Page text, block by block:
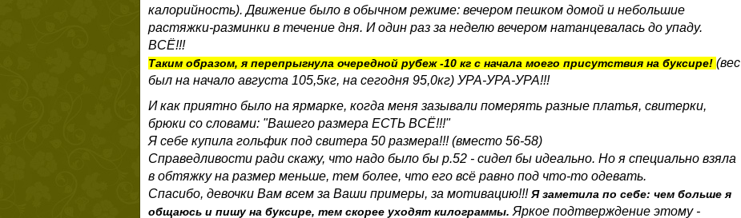
калорийность). Движение было в обычном режиме: вечером пешком домой и небольшие
растяжки-разминки в течение дня. И один раз за неделю вечером натанцевалась до упаду.
ВСЁ!!!
Таким образом, я перепрыгнула очередной рубеж -10 кг с начала моего присутствия на буксире! (вес
был на начало августа 105,5кг, на сегодня 95,0кг) УРА-УРА-УРА!!!
И как приятно было на ярмарке, когда меня зазывали померять разные платья, свитерки,
брюки со словами: "Вашего размера ЕСТЬ ВСЁ!!!"
Я себе купила гольфик под свитера 50 размера!!! (вместо 56-58)
Справедливости ради скажу, что надо было бы р.52 - сидел бы идеально. Но я специально взяла
в обтяжку на размер меньше, тем более, что его всё равно под что-то одевать.
Спасибо, девочки Вам всем за Ваши примеры, за мотивацию!!!Я заметила по себе: чем больше я
общаюсь и пишу на буксире, тем скорее уходят килограммы. Яркое подтверждение этому -